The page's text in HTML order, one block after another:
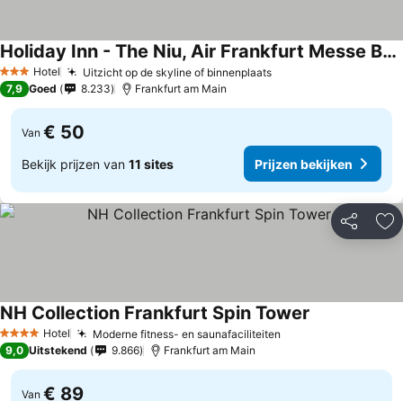
3 SterrenHotel Uitzicht op de skyline of binnenplaatsPrijzen bekijken
Holiday Inn - The Niu, Air Frankfurt Messe By Ihg
Prijzen bekijken
7,9 Goed 8.233 Frankfurt am Main
Van € 50
Bekijk prijzen van 11 sites Prijzen bekijken
Delen
4 SterrenHotel Moderne fitness- en saunafaciliteiten
NH Collection Frankfurt Spin Tower
9,0 Uitstekend 9.866 Frankfurt am Main
Van € 89